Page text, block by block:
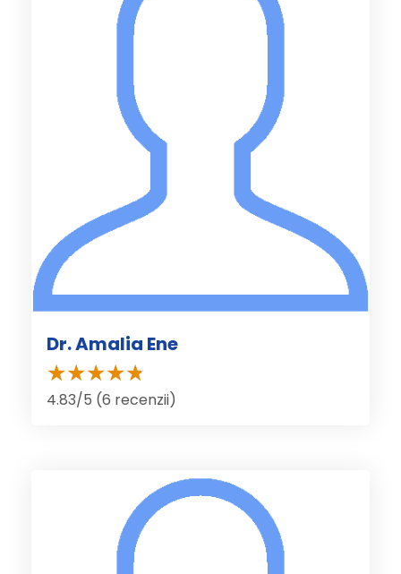
Dr. Amalia Ene
4.83/5 (6 recenzii)